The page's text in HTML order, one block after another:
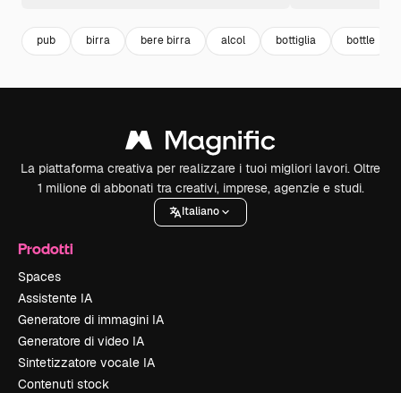
pub birra bere birra alcol bottiglia bottle
La piattaforma creativa per realizzare i tuoi migliori lavori. Oltre
1 milione di abbonati tra creativi, imprese, agenzie e studi.
Italiano
Prodotti
Spaces
Assistente IA
Generatore di immagini IA
Generatore di video IA
Sintetizzatore vocale IA
Contenuti stock